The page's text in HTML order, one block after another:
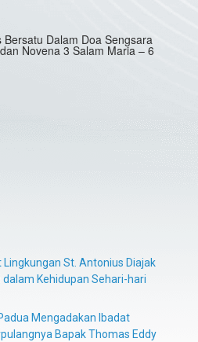
Dalam Doa Sengsara
Novena 3 Salam Maria – 6
Lingkungan St. Antonius Diajak
Kehidupan Sehari-hari
Mengadakan Ibadat
Bapak Thomas Eddy